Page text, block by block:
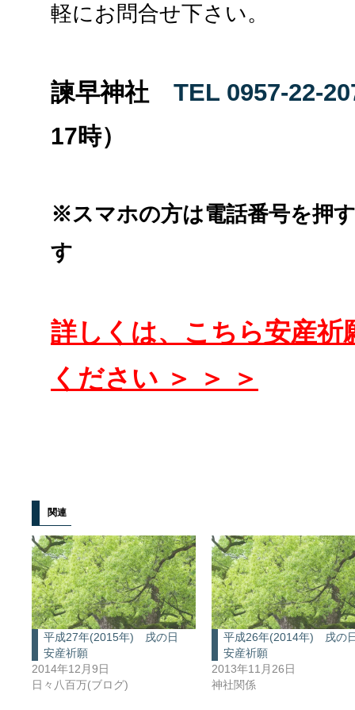
軽にお問合せ下さい。
諫早神社 TEL 0957-22-
17時）
※スマホの方は電話番号を押
す
詳しくは、こちら安産祈
ください ＞ ＞ ＞
関連
平成27年(2015年) 戌の日
安産祈願
2014年12月9日
日々八百万(ブログ)
平成26年(2014年) 戌
安産祈願
2013年11月26日
神社関係